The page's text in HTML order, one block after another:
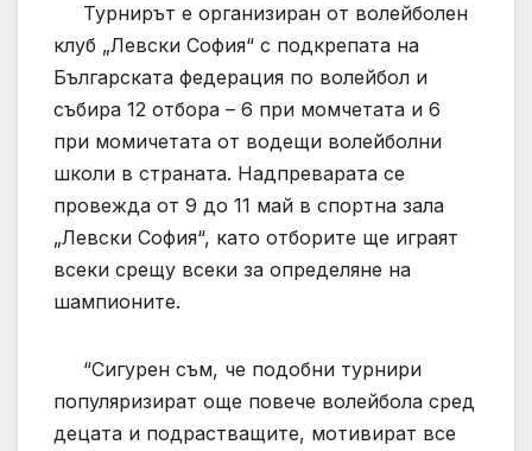
Турнирът е организиран от волейболен
клуб „Левски София“ с подкрепата на
Българската федерация по волейбол и
събира 12 отбора – 6 при момчетата и 6
при момичетата от водещи волейболни
школи в страната. Надпреварата се
провежда от 9 до 11 май в спортна зала
„Левски София“, като отборите ще играят
всеки срещу всеки за определяне на
шампионите.
“Сигурен съм, че подобни турнири
популяризират още повече волейбола сред
децата и подрастващите, мотивират все